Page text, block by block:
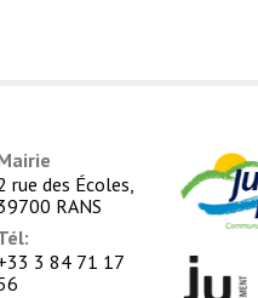
rue des Écoles,
RANS
3 84 71 17